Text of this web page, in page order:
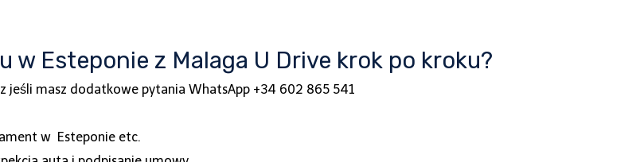
Esteponie z Malaga U Drive krok po kroku?
jeśli masz dodatkowe pytania WhatsApp +34 602 865 541
w Esteponie etc.